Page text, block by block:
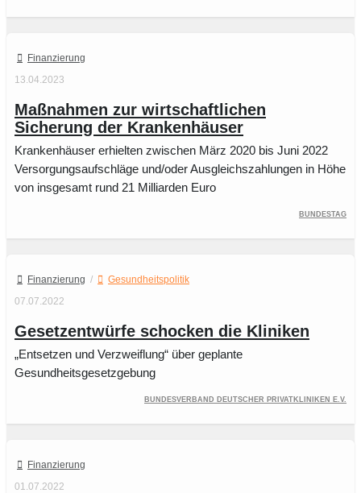
Finanzierung
13.04.2023
Maßnahmen zur wirtschaftlichen
Sicherung der Krankenhäuser
Krankenhäuser erhielten zwischen März 2020 bis Juni 2022
Versorgungsaufschläge und/oder Ausgleichszahlungen in Höhe
von insgesamt rund 21 Milliarden Euro
Bundestag
Finanzierung /
Gesundheitspolitik
07.07.2022
Gesetzentwürfe schocken die Kliniken
„Entsetzen und Verzweiflung“ über geplante
Gesundheitsgesetzgebung
Bundesverband Deutscher Privatkliniken e.V.
Finanzierung
01.07.2022